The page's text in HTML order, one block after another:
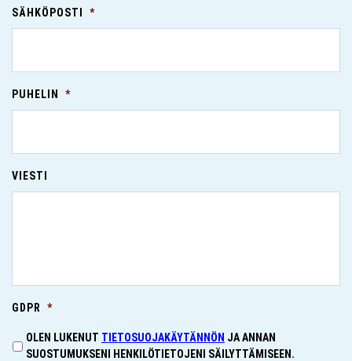
SÄHKÖPOSTI *
PUHELIN *
VIESTI
GDPR *
OLEN LUKENUT TIETOSUOJAKÄYTÄNNÖN JA ANNAN
SUOSTUMUKSENI HENKILÖTIETOJENI SÄILYTTÄMISEEN.